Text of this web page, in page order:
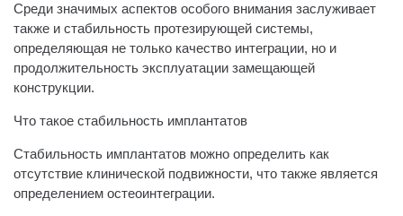
Среди значимых аспектов особого внимания заслуживает
также и стабильность протезирующей системы,
определяющая не только качество интеграции, но и
продолжительность эксплуатации замещающей
конструкции.
Что такое стабильность имплантатов
Стабильность имплантатов можно определить как
отсутствие клинической подвижности, что также является
определением остеоинтеграции.